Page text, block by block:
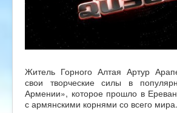
Житель Горного Алтая Артур
свои творческие силы в
Армении», которое прошло в
с армянскими корнями со всего мира.